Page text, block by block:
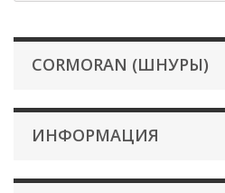
CORMORAN (ШНУРЫ)
ИНФОРМАЦИЯ